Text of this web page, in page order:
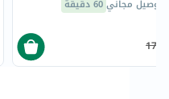
توصيل مجاني60 دقيقة
175